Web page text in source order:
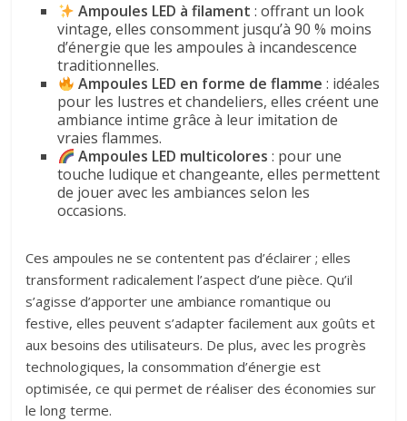
Ampoules LED à filament : offrant un look
vintage, elles consomment jusqu’à 90 % moins
d’énergie que les ampoules à incandescence
traditionnelles.
Ampoules LED en forme de flamme : idéales
pour les lustres et chandeliers, elles créent une
ambiance intime grâce à leur imitation de
vraies flammes.
Ampoules LED multicolores : pour une
touche ludique et changeante, elles permettent
de jouer avec les ambiances selon les
occasions.
Ces ampoules ne se contentent pas d’éclairer ; elles
transforment radicalement l’aspect d’une pièce. Qu’il
s’agisse d’apporter une ambiance romantique ou
festive, elles peuvent s’adapter facilement aux goûts et
aux besoins des utilisateurs. De plus, avec les progrès
technologiques, la consommation d’énergie est
optimisée, ce qui permet de réaliser des économies sur
le long terme.